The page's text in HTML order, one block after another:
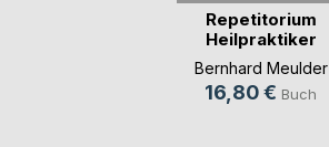
Repetitorium
Heilpraktiker
Psychot(...)
Bernhard Meulder
16,80 € Buch